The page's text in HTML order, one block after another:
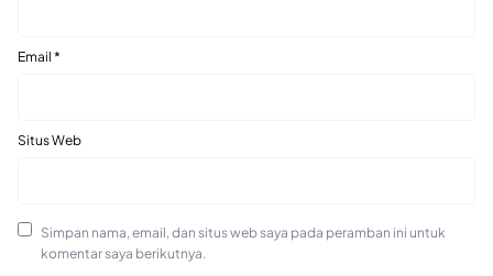
Email *
Situs Web
Simpan nama, email, dan situs web saya pada peramban ini untuk
komentar saya berikutnya.